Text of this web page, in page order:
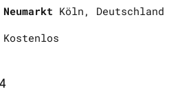
Neumarkt Köln, Deutschland
Kostenlos